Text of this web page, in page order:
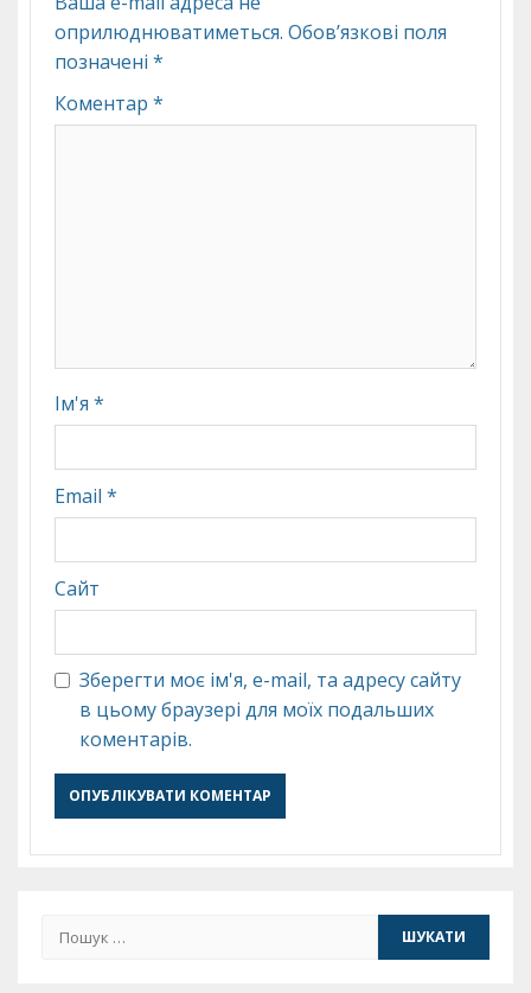
оприлюднюватиметься. Обов’язкові поля
позначені *
Коментар *
Ім'я *
Email *
Сайт
Зберегти моє ім'я, e-mail, та адресу сайту
в цьому браузері для моїх подальших
коментарів.
Пошук: